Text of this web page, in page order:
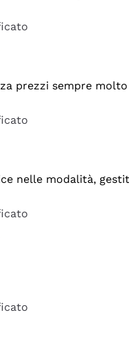
prezzi sempre
nelle modalità,